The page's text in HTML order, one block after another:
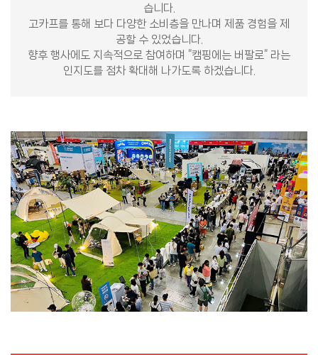
습니다.
고카프를 통해 보다 다양한 소비층을 만나며 제품 경험을 제
공할 수 있었습니다.
향후 행사에도 지속적으로 참여하며 “캠핑에는 버팔로“ 라는
인지도를 점차 확대해 나가도록 하겠습니다.